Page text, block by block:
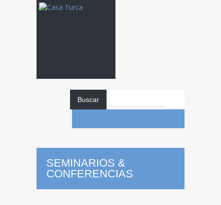
Buscar
SEMINARIOS &
CONFERENCIAS